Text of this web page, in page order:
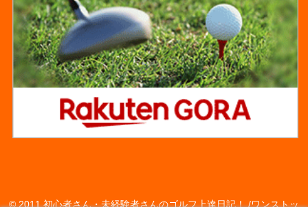
© 2011 初心者さん・未経験者さんのゴルフ上達日記！ /ワンストッ